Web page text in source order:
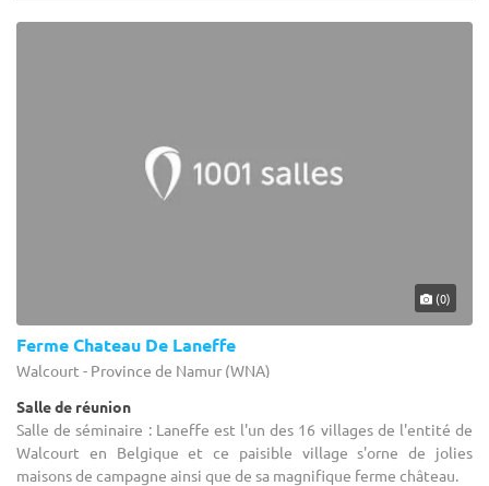
(0)
Ferme Chateau De Laneffe
Walcourt - Province de Namur (WNA)
Salle de réunion
Salle de séminaire : Laneffe est l'un des 16 villages de l'entité de
Walcourt en Belgique et ce paisible village s'orne de jolies
maisons de campagne ainsi que de sa magnifique ferme château.